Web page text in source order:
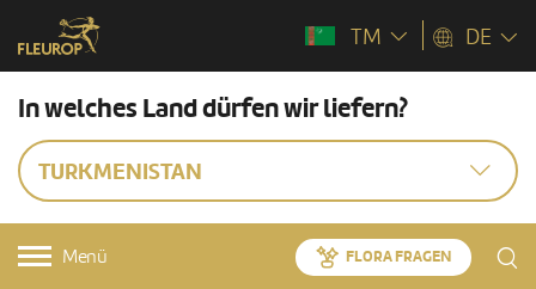
TM DE
In welches Land dürfen wir liefern?
TURKMENISTAN
Menü FLORA FRAGEN